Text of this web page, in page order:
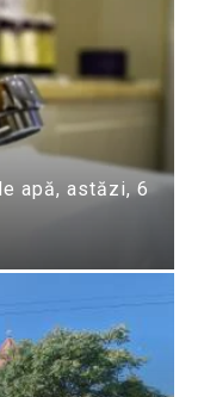
apă, astăzi, 6